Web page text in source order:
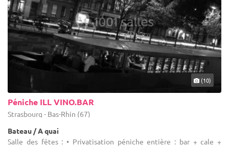
(10)
Péniche ILL VINO.BAR
Strasbourg - Bas-Rhin (67)
Bateau / A quai
Salle des fêtes : • Privatisation péniche entière : bar + cale +